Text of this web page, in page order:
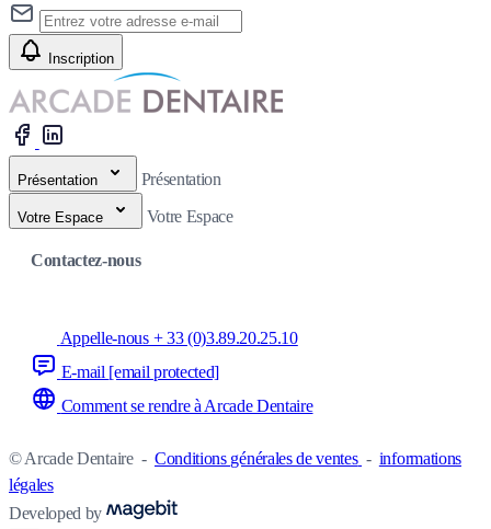
Inscription
Présentation Présentation
Votre Espace Votre Espace
Contactez-nous
Appelle-nous + 33 (0)3.89.20.25.10
E-mail [email protected]
Comment se rendre à Arcade Dentaire
© Arcade Dentaire - Conditions générales de ventes - informations
légales
Developed by